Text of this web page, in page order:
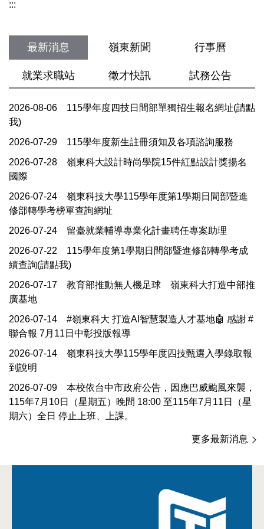
:::
最新消息 嶺東新聞 行事曆
就業求職站 徵才快訊 試務公告
2026-08-06
115學年度四技日間部單獨招生報名網址(請點
我)
2026-07-29
115學年度新生註冊須知及各項諮詢服務
2026-07-28
嶺東科大設計時尚學院15件紅點設計獎揚名
國際
2026-07-24
嶺東科技大學115學年度第1學期日間部暨進
修部轉學考榜單查詢網址
2026-07-24
留臺就業輔導專業化計畫聘任專案助理
2026-07-22
115學年度第1學期日間部暨進修部轉學考成
績查詢(請點我)
2026-07-17
教育部推動無人機足球 嶺東科大打造中部推
廣基地
2026-07-14
#嶺東科大 打造AI智慧製造人才基地🤖 感謝 #
聯合報 7月11日中彰投版報導
2026-07-14
嶺東科技大學115學年度四技甄選入學錄取報
到說明
2026-07-09
本校依台中市政府公告，因應巴威颱風來襲，
115年7月10日（星期五）晚間 18:00 至115年7月11日（星
期六）全日 停止上班、上課。
更多最新消息